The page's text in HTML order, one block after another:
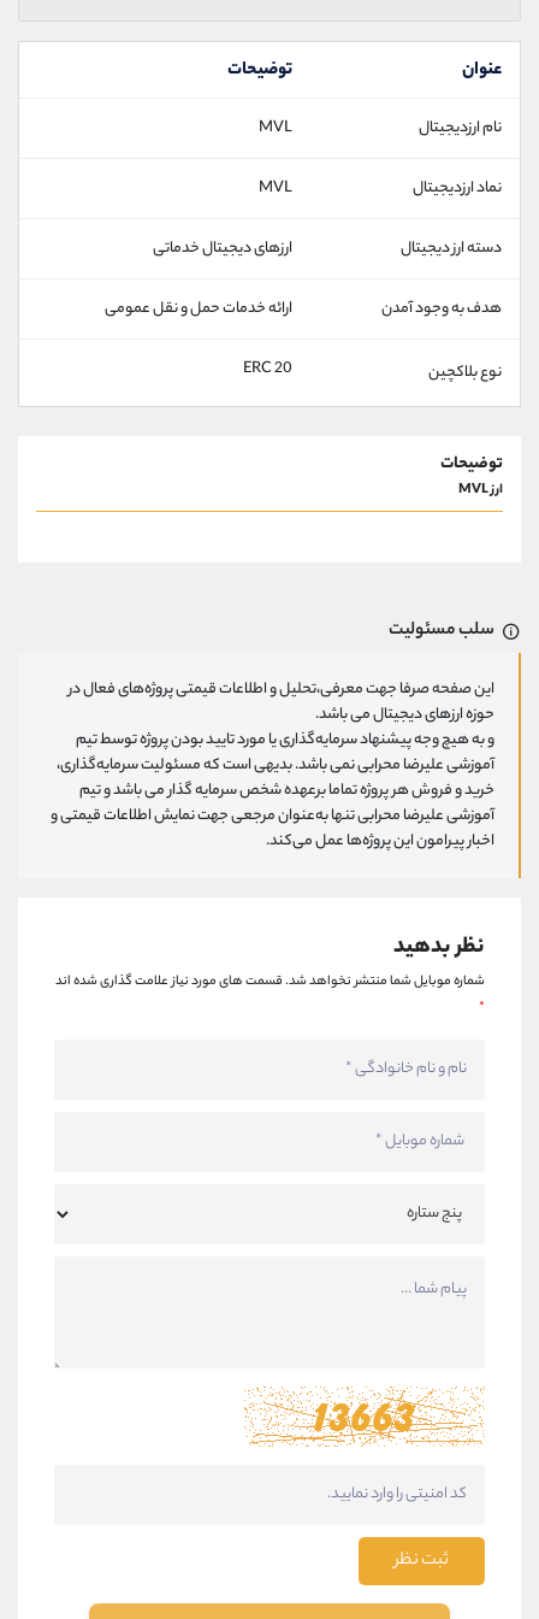
عنوان توضیحات
نام ارزدیجیتال MVL
نماد ارزدیجیتال MVL
دسته ارز دیجیتال ارزهای دیجیتال خدماتی
هدف به وجود آمدن ارائه خدمات حمل و نقل عمومی
نوع بلاکچین ERC 20
توضیحات
ارز MVL
سلب مسئولیت
این صفحه صرفا جهت معرفی،تحلیل و اطلاعات قیمتی پروژه‌های فعال در
حوزه ارزهای دیجیتال می باشد.
و به هیچ وجه پیشنهاد سرمایه‌گذاری یا مورد تایید بودن پروژه توسط تیم
آموزشی علیرضا محرابی نمی باشد. بدیهی است که مسئولیت سرمایه‌گذاری،
خرید و فروش هر پروژه تماما برعهده شخص سرمایه گذار می باشد و تیم
آموزشی علیرضا محرابی تنها به‌عنوان مرجعی جهت نمایش اطلاعات قیمتی و
اخبار پیرامون این پروژه‌‌ها عمل می‌کند.
نظر بدهید
شماره موبایل شما منتشر نخواهد شد.قسمت های مورد نیاز علامت گذاری شده اند
*
ثبت نظر